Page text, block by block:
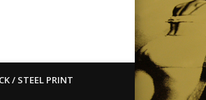
/ STEEL PRINT